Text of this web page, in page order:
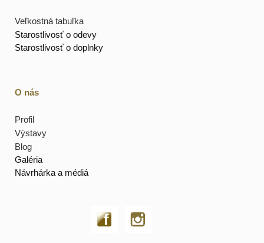
Veľkostná tabuľka
Starostlivosť o odevy
Starostlivosť o doplnky
O nás
Profil
Výstavy
Blog
Galéria
Návrhárka a médiá